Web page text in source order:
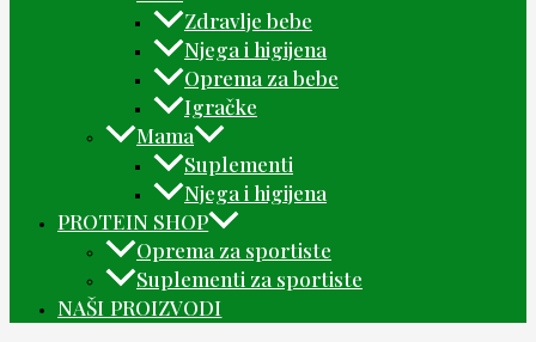
Zdravlje bebe
Njega i higijena
Oprema za bebe
Igračke
Mama
Suplementi
Njega i higijena
PROTEIN SHOP
Oprema za sportiste
Suplementi za sportiste
NAŠI PROIZVODI